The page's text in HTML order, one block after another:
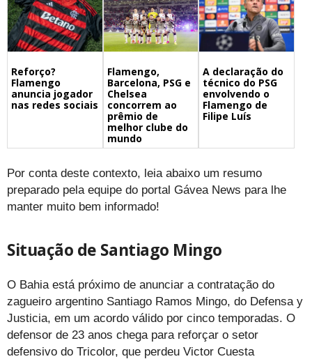
Reforço?
Flamengo
anuncia jogador
nas redes sociais
Flamengo,
Barcelona, PSG e
Chelsea
concorrem ao
prêmio de
melhor clube do
mundo
A declaração do
técnico do PSG
envolvendo o
Flamengo de
Filipe Luís
Por conta deste contexto, leia abaixo um resumo
preparado pela equipe do portal Gávea News para lhe
manter muito bem informado!
Situação de Santiago Mingo
O Bahia está próximo de anunciar a contratação do
zagueiro argentino Santiago Ramos Mingo, do Defensa y
Justicia, em um acordo válido por cinco temporadas. O
defensor de 23 anos chega para reforçar o setor
defensivo do Tricolor, que perdeu Victor Cuesta